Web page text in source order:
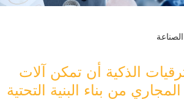
الذكية أن تمكن آلات
من بناء البنية التحتية